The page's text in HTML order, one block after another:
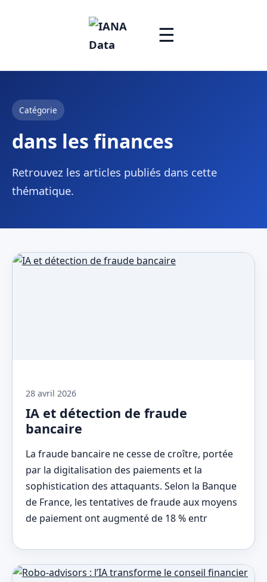
☰
Catégorie
dans les finances
Retrouvez les articles publiés dans cette
thématique.
28 avril 2026
IA et détection de fraude
bancaire
La fraude bancaire ne cesse de croître, portée
par la digitalisation des paiements et la
sophistication des attaquants. Selon la Banque
de France, les tentatives de fraude aux moyens
de paiement ont augmenté de 18 % entr